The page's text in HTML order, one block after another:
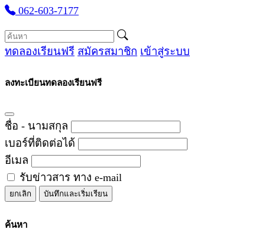
062-603-7177
ทดลองเรียนฟรี สมัครสมาชิก เข้าสู่ระบบ
ลงทะเบียนทดลองเรียนฟรี
ชื่อ - นามสกุล
เบอร์ที่ติดต่อได้
อีเมล
รับข่าวสาร ทาง e-mail
ยกเลิก บันทึกและเริ่มเรียน
ค้นหา